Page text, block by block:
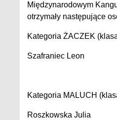
Międzynarodowym
otrzymały następujące
Kategoria ŻACZEK
Szafraniec Leon
Kategoria MALUCH
Roszkowska Julia